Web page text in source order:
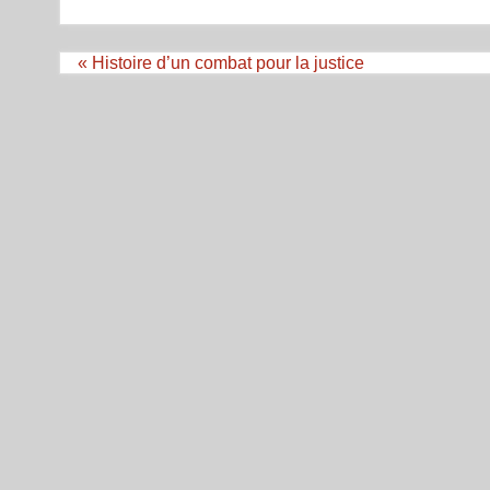
Navigation
de
« Histoire d’un combat pour la justice